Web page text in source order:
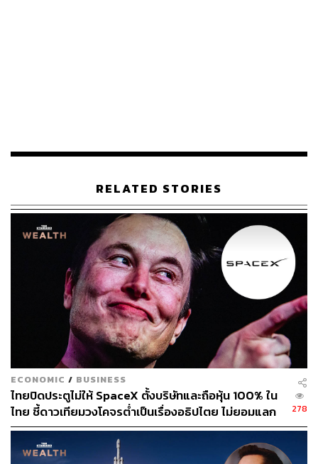
สามารถติดตาม THE STANDARD WEALTH
Elon Musk การเงิน
บริการทางการเงิน
Super App
X Twitter
342
ABOUT THE AUTHOR
RELATED STORIES
ECONOMIC / BUSINESS
ไทยปิดประตูไม่ให้ SpaceX ตั้งบริษัทและถือหุ้น 100% ใน
ไทย ชี้ดาวเทียมวงโคจรต่ำเป็นเรื่องอธิปไตย ไม่ยอมแลก
ในโต๊ะเจรจาการค้า
278